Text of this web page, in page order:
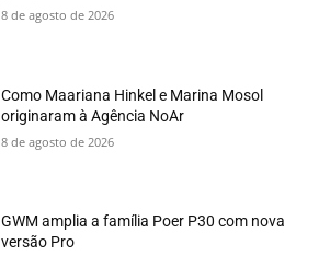
8 de agosto de 2026
Como Maariana Hinkel e Marina Mosol
originaram à Agência NoAr
8 de agosto de 2026
GWM amplia a família Poer P30 com nova
versão Pro